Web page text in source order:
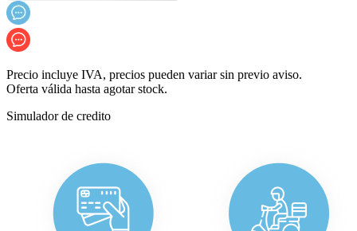
Precio incluye IVA, precios pueden variar sin previo aviso.
Oferta válida hasta agotar stock.
Simulador de credito